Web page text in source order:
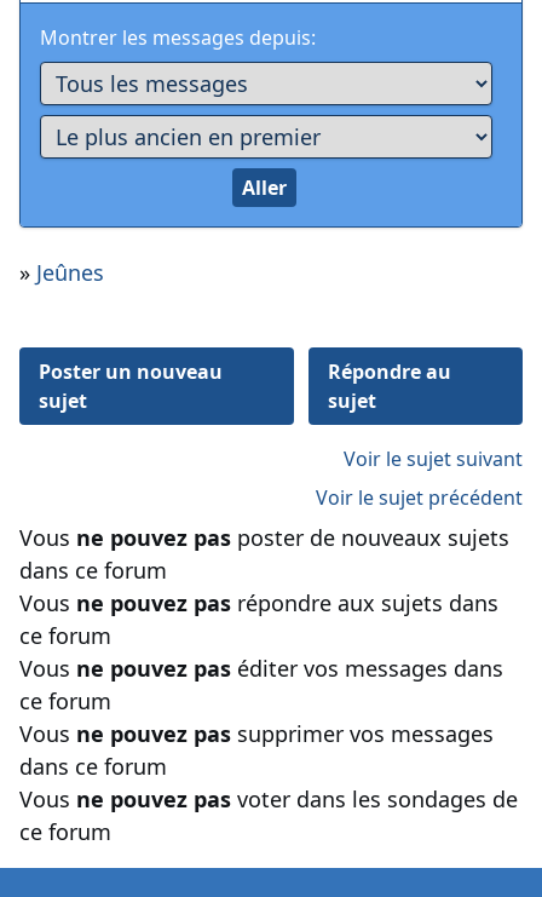
Montrer les messages depuis:
» Jeûnes
Poster un nouveau
sujet
Répondre au
sujet
Voir le sujet suivant
Voir le sujet précédent
Vous ne pouvez pas poster de nouveaux sujets
dans ce forum
Vous ne pouvez pas répondre aux sujets dans
ce forum
Vous ne pouvez pas éditer vos messages dans
ce forum
Vous ne pouvez pas supprimer vos messages
dans ce forum
Vous ne pouvez pas voter dans les sondages de
ce forum